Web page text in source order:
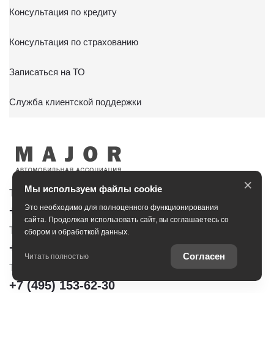
Консультация по кредиту
Консультация по страхованию
Записаться на ТО
Служба клиентской поддержки
Тойота Центр Сити
+7 (495) 153-30-44
Тойота Центр Новорижский
+7 (495) 153-54-65
Тойота Центр Сокольники
+7 (495) 172-04-83
Тойота Центр Шереметьево
+7 (495) 153-62-30
Мы используем файлы cookie
Это необходимо для полноценного функционирования
сайта. Продолжая использовать сайт, вы соглашаетесь со
сбором и обработкой данных.
Читать полностью Согласен
×